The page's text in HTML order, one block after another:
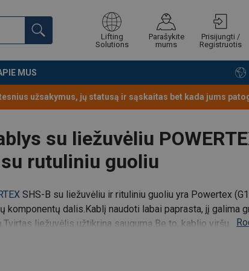
Lifting
Solutions
Parašykite
mums
Prisijungti /
Registruotis
MUS
Tęsti naršymą
užsakymus, jų statusą ir sąskaitas bet kada jums
su liežuvėliu
su rutuliniu guoliu
SHS-B su liežuvėliu ir rituliniu guoliuyra Powertex
komponentų dalis. Kablį naudoti labai paprasta, jį galima
Tvirtas liežuvėlis užtikrina saugumą. Be to, kablio viršutinė
klasės grandininių stropų komponentų dalis.
Kablį
to, kablio viršutinė kilpa suprojektuota su rutuliniu guoliu,
grandininius stropus greitai ir efektyviai
iki 20 000 ciklų su 1,5 karto didesne apkrova už